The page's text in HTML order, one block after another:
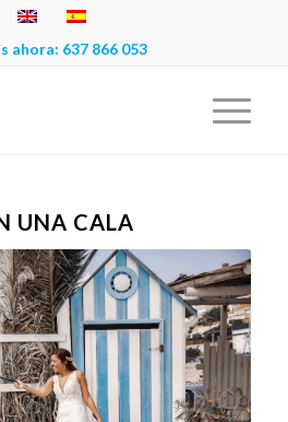
ahora: 637 866 053
UNA CALA